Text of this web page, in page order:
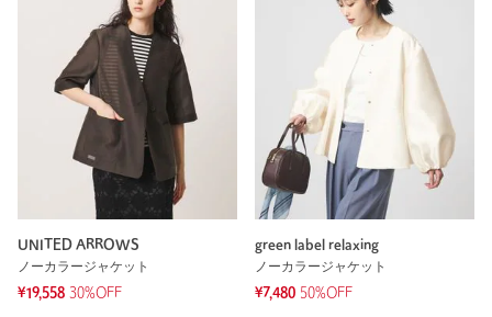
UNITED ARROWS
ノーカラージャケット
¥19,558 30%OFF
green label relaxing
ノーカラージャケット
¥7,480 50%OFF